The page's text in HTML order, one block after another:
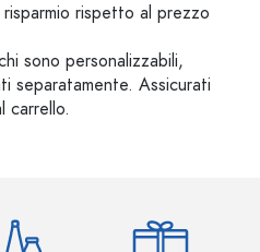
rispetto al prezzo
sono personalizzabili,
separatamente. Assicurati
carrello.